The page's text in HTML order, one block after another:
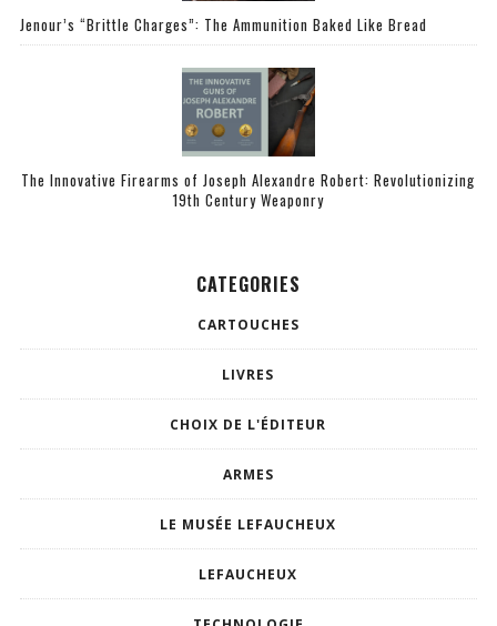
Jenour’s “Brittle Charges”: The Ammunition Baked Like Bread
The Innovative Firearms of Joseph Alexandre Robert: Revolutionizing
19th Century Weaponry
CATEGORIES
CARTOUCHES
LIVRES
CHOIX DE L'ÉDITEUR
ARMES
LE MUSÉE LEFAUCHEUX
LEFAUCHEUX